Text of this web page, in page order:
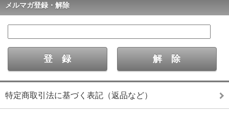
メルマガ登録・解除
特定商取引法に基づく表記（返品など）